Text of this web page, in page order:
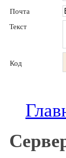
Почта
Текст
Код